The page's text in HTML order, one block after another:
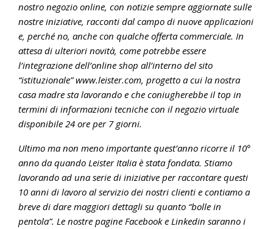
nostro negozio online, con notizie sempre aggiornate sulle
nostre iniziative, racconti dal campo di nuove applicazioni
e, perché no, anche con qualche offerta commerciale. In
attesa di ulteriori novità, come potrebbe essere
l’integrazione dell’online shop all’interno del sito
“istituzionale” www.leister.com, progetto a cui la nostra
casa madre sta lavorando e che coniugherebbe il top in
termini di informazioni tecniche con il negozio virtuale
disponibile 24 ore per 7 giorni.
Ultimo ma non meno importante quest’anno ricorre il 10°
anno da quando Leister Italia è stata fondata. Stiamo
lavorando ad una serie di iniziative per raccontare questi
10 anni di lavoro al servizio dei nostri clienti e contiamo a
breve di dare maggiori dettagli su quanto “bolle in
pentola”. Le nostre pagine Facebook e Linkedin saranno i